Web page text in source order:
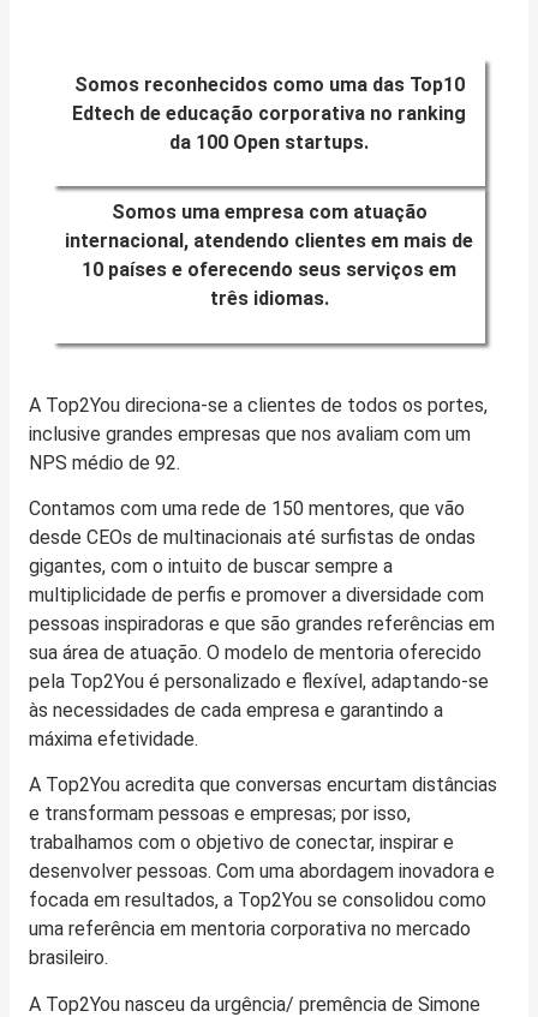
Somos reconhecidos como uma das Top10
Edtech de educação corporativa no ranking
da 100 Open startups.
Somos uma empresa com atuação
internacional, atendendo clientes em mais de
10 países e oferecendo seus serviços em
três idiomas.
A Top2You direciona-se a clientes de todos os portes,
inclusive grandes empresas que nos avaliam com um
NPS médio de 92.
Contamos com uma rede de 150 mentores, que vão
desde CEOs de multinacionais até surfistas de ondas
gigantes, com o intuito de buscar sempre a
multiplicidade de perfis e promover a diversidade com
pessoas inspiradoras e que são grandes referências em
sua área de atuação. O modelo de mentoria oferecido
pela Top2You é personalizado e flexível, adaptando-se
às necessidades de cada empresa e garantindo a
máxima efetividade.
A Top2You acredita que conversas encurtam distâncias
e transformam pessoas e empresas; por isso,
trabalhamos com o objetivo de conectar, inspirar e
desenvolver pessoas. Com uma abordagem inovadora e
focada em resultados, a Top2You se consolidou como
uma referência em mentoria corporativa no mercado
brasileiro.
A Top2You nasceu da urgência/ premência de Simone